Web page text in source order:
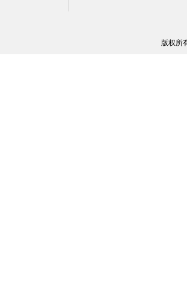
版权所